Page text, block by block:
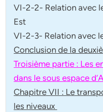
VI-2-2- Relation avec
Est
VI-2-3- Relation avec
Conclusion de la
Troisième partie : Les
dans le sous espace
Chapitre VII : Le
les niveaux